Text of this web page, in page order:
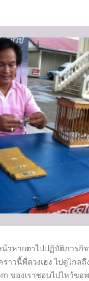
าหายตาไปปฏิบัติภาร
าวนี้พี่ดวงเฮง ไปดูไกลถึ
ของเราชอบไปไหว้ข